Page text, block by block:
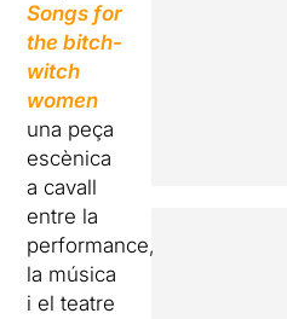
Songs for
the bitch-
witch
women
una peça
escènica
a cavall
entre la
performance,
la música
i el teatre